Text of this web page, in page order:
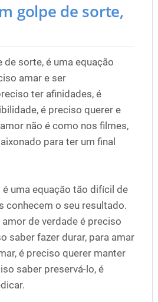
golpe de sorte,
de sorte, é uma equação
amar e ser
ter afinidades, é
é preciso querer e
não é como nos filmes,
para ter um final
uma equação tão difícil de
conhecem o seu resultado.
de verdade é preciso
saber fazer durar, para amar
é preciso querer manter
saber preservá-lo, é